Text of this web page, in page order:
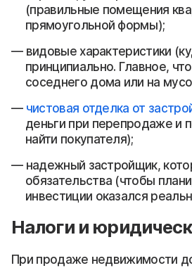
(правильные помещения
прямоугольной формы);
видовые характеристики
принципиально. Главное,
соседнего дома или на
чистовая отделка от
деньги при перепродаже и
найти покупателя);
надежный застройщик,
обязательства (чтобы
инвестиции оказался
Налоги и
При продаже недвижимости